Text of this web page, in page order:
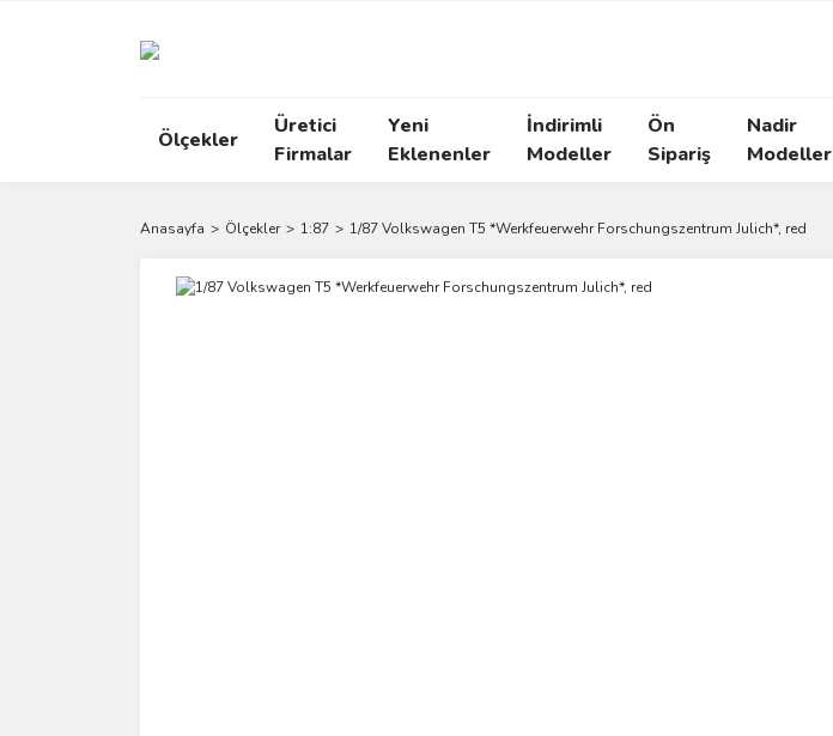
Ölçekler
Üretici
Firmalar
Yeni
Eklenenler
İndirimli
Modeller
Ön
Sipariş
Nadir
Modeller
Anasayfa Ölçekler 1:87 1/87 Volkswagen T5 *Werkfeuerwehr Forschungszentrum Julich*, red